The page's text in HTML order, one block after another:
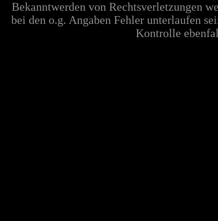
Bekanntwerden von Rechtsverletzungen
bei den o.g. Angaben Fehler unterlaufen
Kontrolle